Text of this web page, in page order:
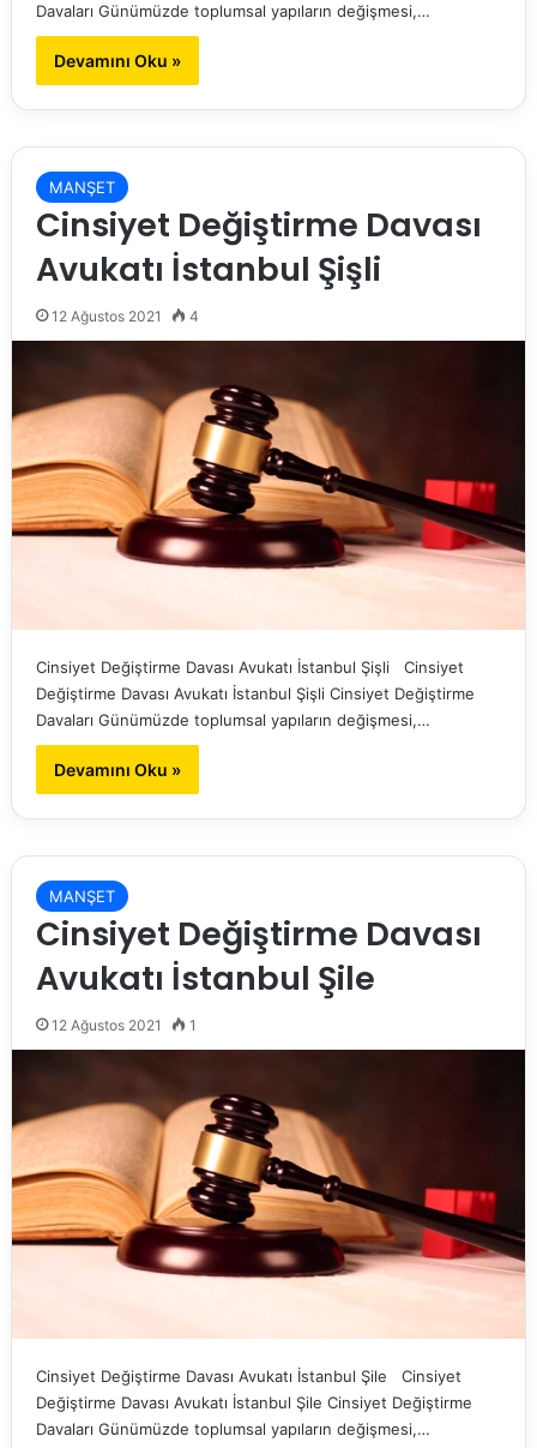
Davaları Günümüzde toplumsal yapıların değişmesi,…
Devamını Oku »
MANŞET
Cinsiyet Değiştirme Davası
Avukatı İstanbul Şişli
12 Ağustos 2021 4
Cinsiyet Değiştirme Davası Avukatı İstanbul Şişli Cinsiyet
Değiştirme Davası Avukatı İstanbul Şişli Cinsiyet Değiştirme
Davaları Günümüzde toplumsal yapıların değişmesi,…
Devamını Oku »
MANŞET
Cinsiyet Değiştirme Davası
Avukatı İstanbul Şile
12 Ağustos 2021 1
Cinsiyet Değiştirme Davası Avukatı İstanbul Şile Cinsiyet
Değiştirme Davası Avukatı İstanbul Şile Cinsiyet Değiştirme
Davaları Günümüzde toplumsal yapıların değişmesi,…